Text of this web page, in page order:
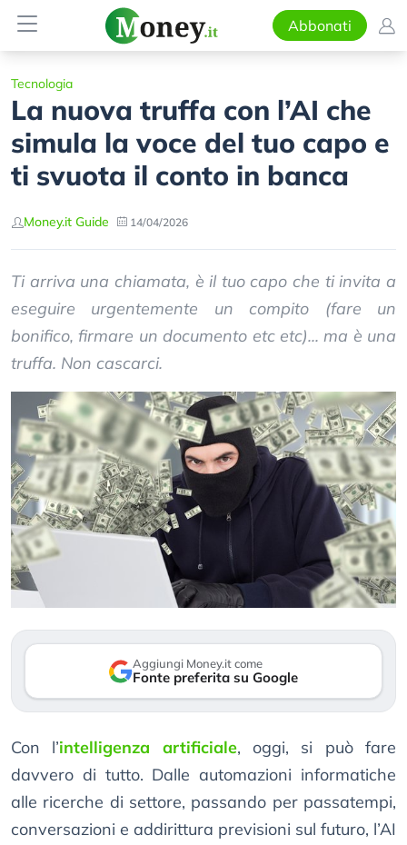
Abbonati
Tecnologia
La nuova truffa con l’AI che
simula la voce del tuo capo e
ti svuota il conto in banca
Money.it Guide 14/04/2026
Ti arriva una chiamata, è il tuo capo che ti invita a
eseguire urgentemente un compito (fare un
bonifico, firmare un documento etc etc)... ma è una
truffa. Non cascarci.
Aggiungi Money.it come
Fonte preferita su Google
Con l’intelligenza artificiale, oggi, si può fare
davvero di tutto. Dalle automazioni informatiche
alle ricerche di settore, passando per passatempi,
conversazioni e addirittura previsioni sul futuro, l’AI